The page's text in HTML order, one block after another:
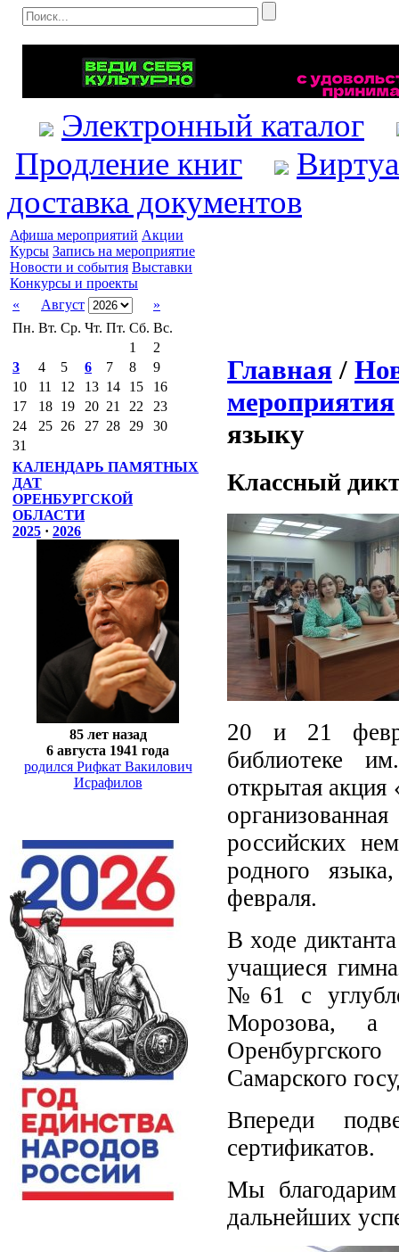
Электронный каталог
Продление книг
доставка документов
Афиша мероприятий Акции
Курсы Запись на мероприятие
Новости и события Выставки
Конкурсы и проекты
«
Август
»
Пн. Вт. Ср. Чт. Пт. Сб. Вс.
1
2
3
4 5 6 7 8
9
10
11 12 13 14 15
16
17
18 19 20 21 22
23
24
25 26 27 28 29
30
31
КАЛЕНДАРЬ ПАМЯТНЫХ
ДАТ
ОРЕНБУРГСКОЙ
ОБЛАСТИ
2025 · 2026
85 лет назад
6 августа 1941 года
родился Рифкат Вакилович
Исрафилов
Главная /
мероприятия
языку
Классный
20 и 21
библиотеке
открытая
российских
родного
февраля.
В ходе
учащиеся
№61 с
Морозова, а
Самарского
Впереди
сертификатов.
Мы
дальнейших